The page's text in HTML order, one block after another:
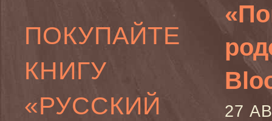
ПОКУПАЙТЕ
КНИГУ
«РУССКИЙ
27